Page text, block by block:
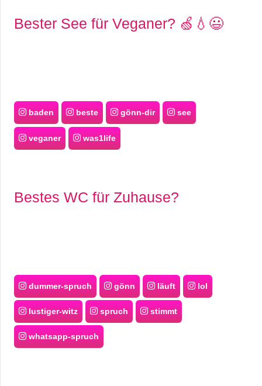
Bester See für Veganer? 🍏💧😃
baden beste gönn-dir see
veganer was1life
Bestes WC für Zuhause?
dummer-spruch gönn läuft lol
lustiger-witz spruch stimmt
whatsapp-spruch